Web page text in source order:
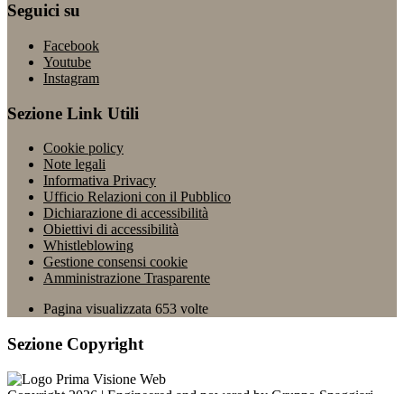
Seguici su
Facebook
Youtube
Instagram
Sezione Link Utili
Cookie policy
Note legali
Informativa Privacy
Ufficio Relazioni con il Pubblico
Dichiarazione di accessibilità
Obiettivi di accessibilità
Whistleblowing
Gestione consensi cookie
Amministrazione Trasparente
Pagina visualizzata 653 volte
Sezione Copyright